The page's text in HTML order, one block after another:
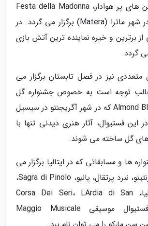
یکی دیگر از جشن های پر هوادار، Festa della Madonna
Bruna است که در شهر ماترا (Matera) برگزار می گردد. در
برترین و خیره نماینده ترین آتش بازی
گردد.
نیز در فصل تابستان برگزار می
توجه است به خصوص جشنواره گل
Almond Blossom Festival که در شهر آگریجنتو در سیسیل
این فستیوال، آثار هنری دیدنی تنها با
های گل ساخته می شوند.
ها و مسابقاتی که در ایتالیا برگزار می
گردد، کالچیو فیورنتینو، نبرد پرتقال، پالیو، Sagra di Pinolo،
جشن سانتا رزالیا، Corsa Dei Seri، LArdia di San
Constantino، فستیوال موسیقی Maggio Musicale